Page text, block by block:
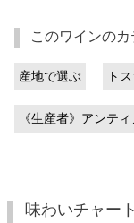
このワインの
産地で選ぶ ト
《生産者》アンテ
味わいチャート